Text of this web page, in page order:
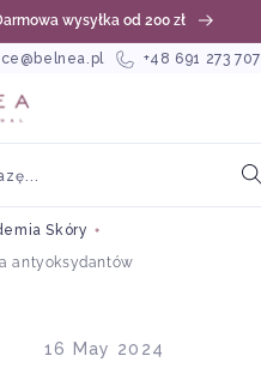
wysyłka od 200 zł
+48 691 273 707
Skóry
antyoksydantów
16 May 2024